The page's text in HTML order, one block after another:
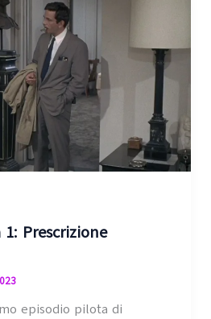
Prescrizione
episodio pilota di